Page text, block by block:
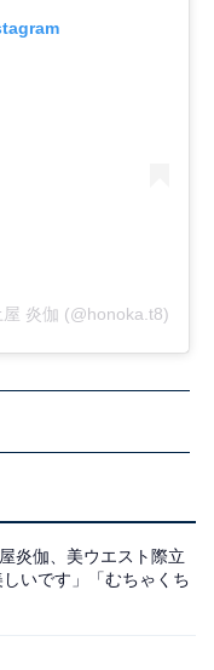
炎伽 (@honoka.t8)
炎伽、美ウエスト際立
いです」「むちゃくち